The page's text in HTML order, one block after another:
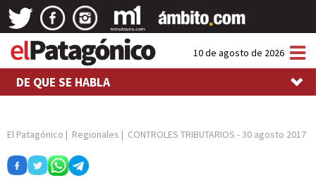
10 de agosto de 2026
DE QUE SE HABLA
El Patagónico | Regionales | CONTROLES TRIBUTARIOS -30 agosto 2017